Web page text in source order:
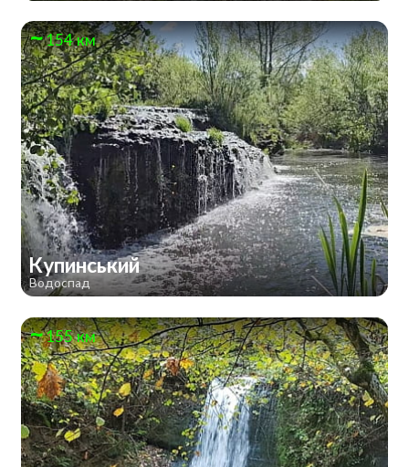
154 км
Купинський
Водоспад
155 км